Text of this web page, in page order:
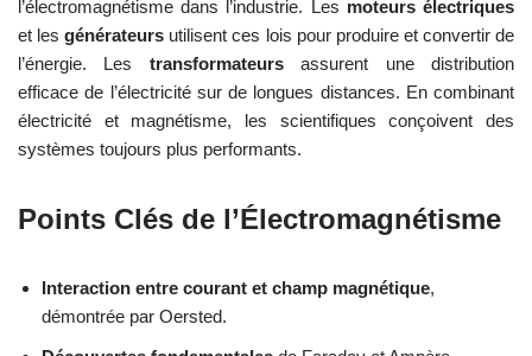
l’électromagnétisme dans l’industrie. Les moteurs électriques
et lesgénérateurs utilisent ces lois pour produire et convertir de
l’énergie. Les transformateursassurent une distribution
efficace de l’électricité sur de longues distances. En combinant
électricité et magnétisme, les scientifiques conçoivent des
systèmes toujours plus performants.
Points Clés de l’Électromagnétisme
Interaction entre courant et champ magnétique,
démontrée par Oersted.